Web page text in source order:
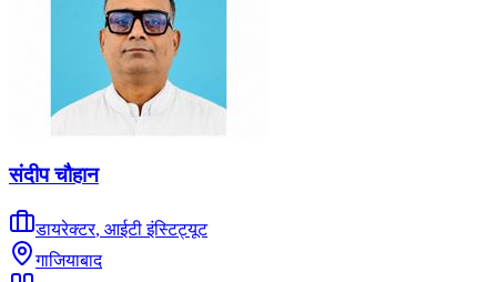
संदीप चौहान
डायरेक्टर, आईटी इंस्टिट्यूट
गाजियाबाद